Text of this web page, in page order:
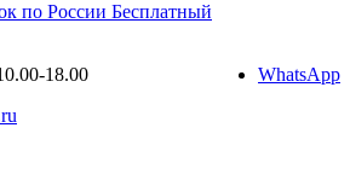
по России Бесплатный
18.00
WhatsApp